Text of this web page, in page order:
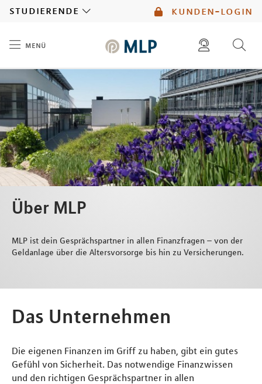
kunden-login
studierende
menü
diese website durchsuchen
mlp berater finden
Über MLP
MLP ist dein Gesprächspartner in allen Finanzfragen – von der
Geldanlage über die Altersvorsorge bis hin zu Versicherungen.
Das Unternehmen
Die eigenen Finanzen im Griff zu haben, gibt ein gutes
Gefühl von Sicherheit. Das notwendige Finanzwissen
und den richtigen Gesprächspartner in allen